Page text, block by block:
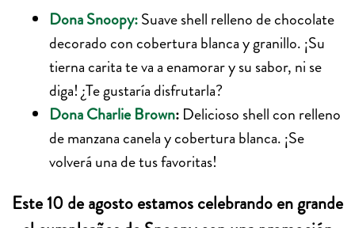
Dona Snoopy:Suave shell relleno de chocolate
decorado con cobertura blanca y granillo. ¡Su
tierna carita te va a enamorar y su sabor, ni se
diga! ¿Te gustaría disfrutarla?
Dona Charlie Brown: Delicioso shell con relleno
de manzana canela y cobertura blanca. ¡Se
volverá una de tus favoritas!
Este 10 de agosto estamos celebrando en grande